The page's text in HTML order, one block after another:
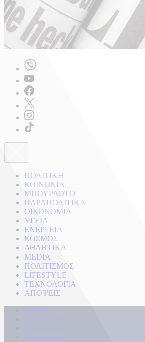
ΠΟΛΙΤΙΚΗ
ΚΟΙΝΩΝΙΑ
ΜΠΟΥΡΛΟΤΟ
ΠΑΡΑΠΟΛΙΤΙΚΑ
ΟΙΚΟΝΟΜΙΑ
ΥΓΕΙΑ
ΕΝΕΡΓΕΙΑ
ΚΟΣΜΟΣ
ΑΘΛΗΤΙΚΑ
MEDIA
ΠΟΛΙΤΙΣΜΟΣ
LIFESTYLE
ΤΕΧΝΟΛΟΓΙΑ
ΑΠΟΨΕΙΣ
Αρχική
Kontra Live
Καταγγελίες
Επικοινωνία